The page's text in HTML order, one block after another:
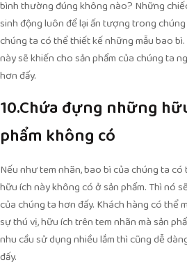
bình thường đúng không nào? Những
sinh động luôn để lại ấn tượng trong
chúng ta có thể thiết kế những mẫu bao
này sẽ khiến cho sản phẩm của chúng ta
hơn đấy.
10.Chứa đựng những
phẩm không có
Nếu như tem nhãn, bao bì của chúng ta
hữu ích này không có ở sản phẩm. Thì nó
của chúng ta hơn đấy. Khách hàng có thể
sự thú vị, hữu ích trên tem nhãn mà sản
nhu cầu sử dụng nhiều lắm thì cũng dễ
đấy.